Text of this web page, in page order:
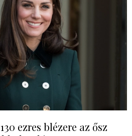
ezres blézere az ősz